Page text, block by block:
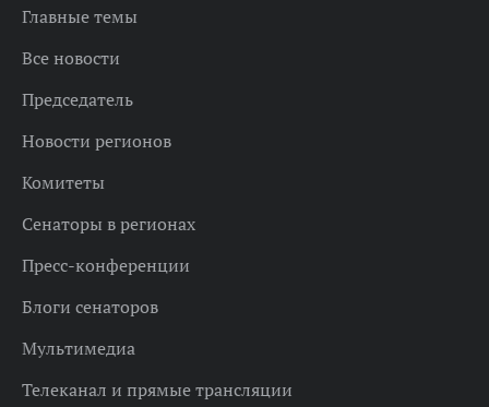
Главные темы
Все новости
Председатель
Новости регионов
Комитеты
Сенаторы в регионах
Пресс-конференции
Блоги сенаторов
Мультимедиа
Телеканал и прямые трансляции